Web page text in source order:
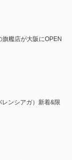
旗艦店が大阪にOPEN
ンシアガ）新着&限